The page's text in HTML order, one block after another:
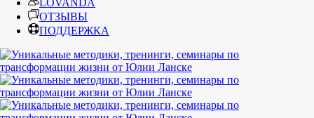
LOVANDA
ОТЗЫВЫ
ПОДДЕРЖКА